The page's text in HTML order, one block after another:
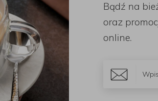
Zestawy mikserów z przystawkami
Bądź na
oraz
online.